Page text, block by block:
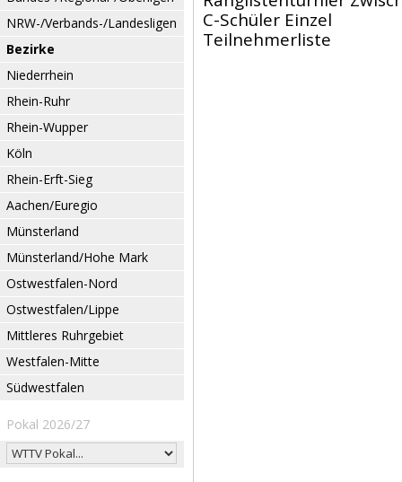
NRW-/Verbands-/Landesligen
Bezirke
Niederrhein
Rhein-Ruhr
Rhein-Wupper
Köln
Rhein-Erft-Sieg
Aachen/Euregio
Münsterland
Münsterland/Hohe Mark
Ostwestfalen-Nord
Ostwestfalen/Lippe
Mittleres Ruhrgebiet
Westfalen-Mitte
Südwestfalen
Pokal 2026/27
C-Schüler Einzel
Teilnehmerliste